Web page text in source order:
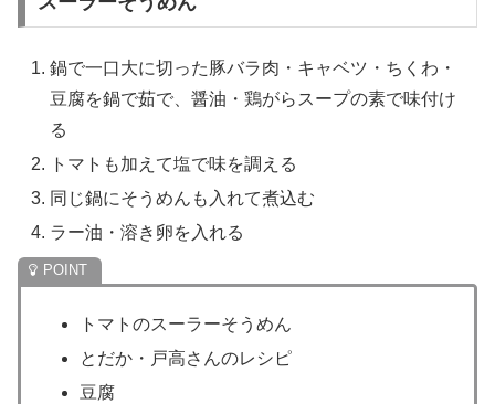
鍋で一口大に切った豚バラ肉・キャベツ・ちくわ・
豆腐を鍋で茹で、醤油・鶏がらスープの素で味付け
る
トマトも加えて塩で味を調える
同じ鍋にそうめんも入れて煮込む
ラー油・溶き卵を入れる
トマトのスーラーそうめん
とだか・戸高さんのレシピ
豆腐